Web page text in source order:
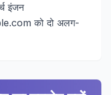
इंजन
को दो अलग-